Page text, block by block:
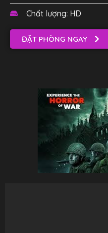
Chất lượng: HD
ĐẶT PHÒNG NGAY